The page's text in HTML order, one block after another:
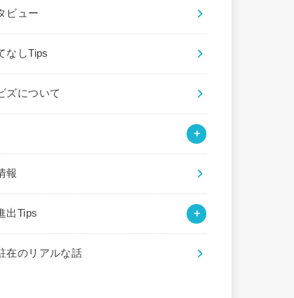
ビュー
なしTips
ズについて
報
出Tips
在のリアルな話